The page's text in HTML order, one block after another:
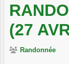
(27
Randonnée